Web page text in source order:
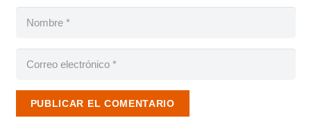
PUBLICAR EL COMENTARIO